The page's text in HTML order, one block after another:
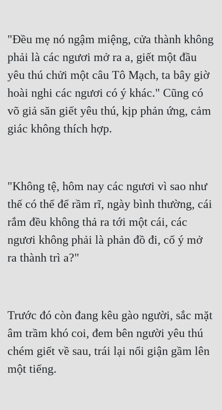
"Đều mẹ nó ngậm miệng, cửa thành không
phải là các ngươi mở ra a, giết một đầu
yêu thú chửi một câu Tô Mạch, ta bây giờ
hoài nghi các ngươi có ý khác." Cũng có
võ giả săn giết yêu thú, kịp phản ứng, cảm
giác không thích hợp.
"Không tệ, hôm nay các ngươi vì sao như
thế có thể để rầm rĩ, ngày bình thường, cái
rắm đều không thả ra tới một cái, các
ngươi không phải là phản đồ đi, cố ý mở
ra thành trì a?"
Trước đó còn đang kêu gào người, sắc mặt
âm trầm khó coi, đem bên người yêu thú
chém giết về sau, trái lại nổi giận gầm lên
một tiếng.